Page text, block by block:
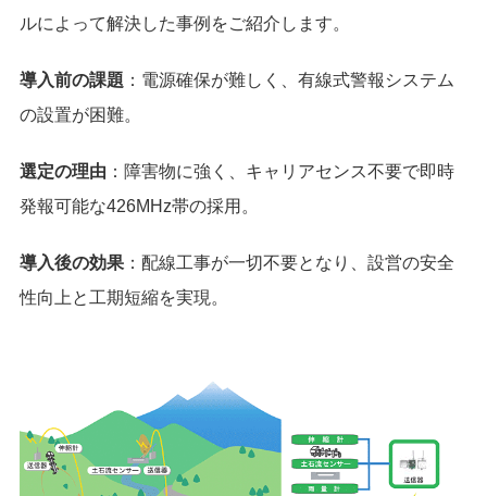
ルによって解決した事例をご紹介します。
導入前の課題 ：電源確保が難しく、有線式警報システム
の設置が困難。
選定の理由 ：障害物に強く、キャリアセンス不要で即時
発報可能な426MHz帯の採用。
導入後の効果：配線工事が一切不要となり、設営の安全
性向上と工期短縮を実現。